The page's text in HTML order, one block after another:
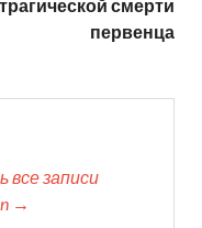
трагической смерти
первенца
записи
→